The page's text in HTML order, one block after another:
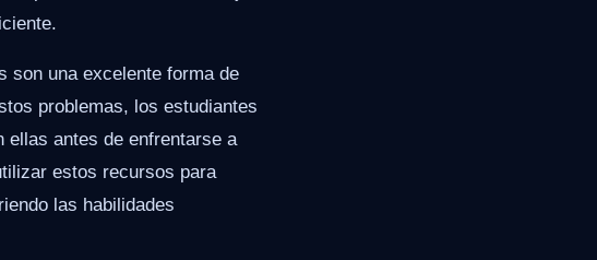
son una excelente forma de
problemas, los estudiantes
ellas antes de enfrentarse a
estos recursos para
las habilidades